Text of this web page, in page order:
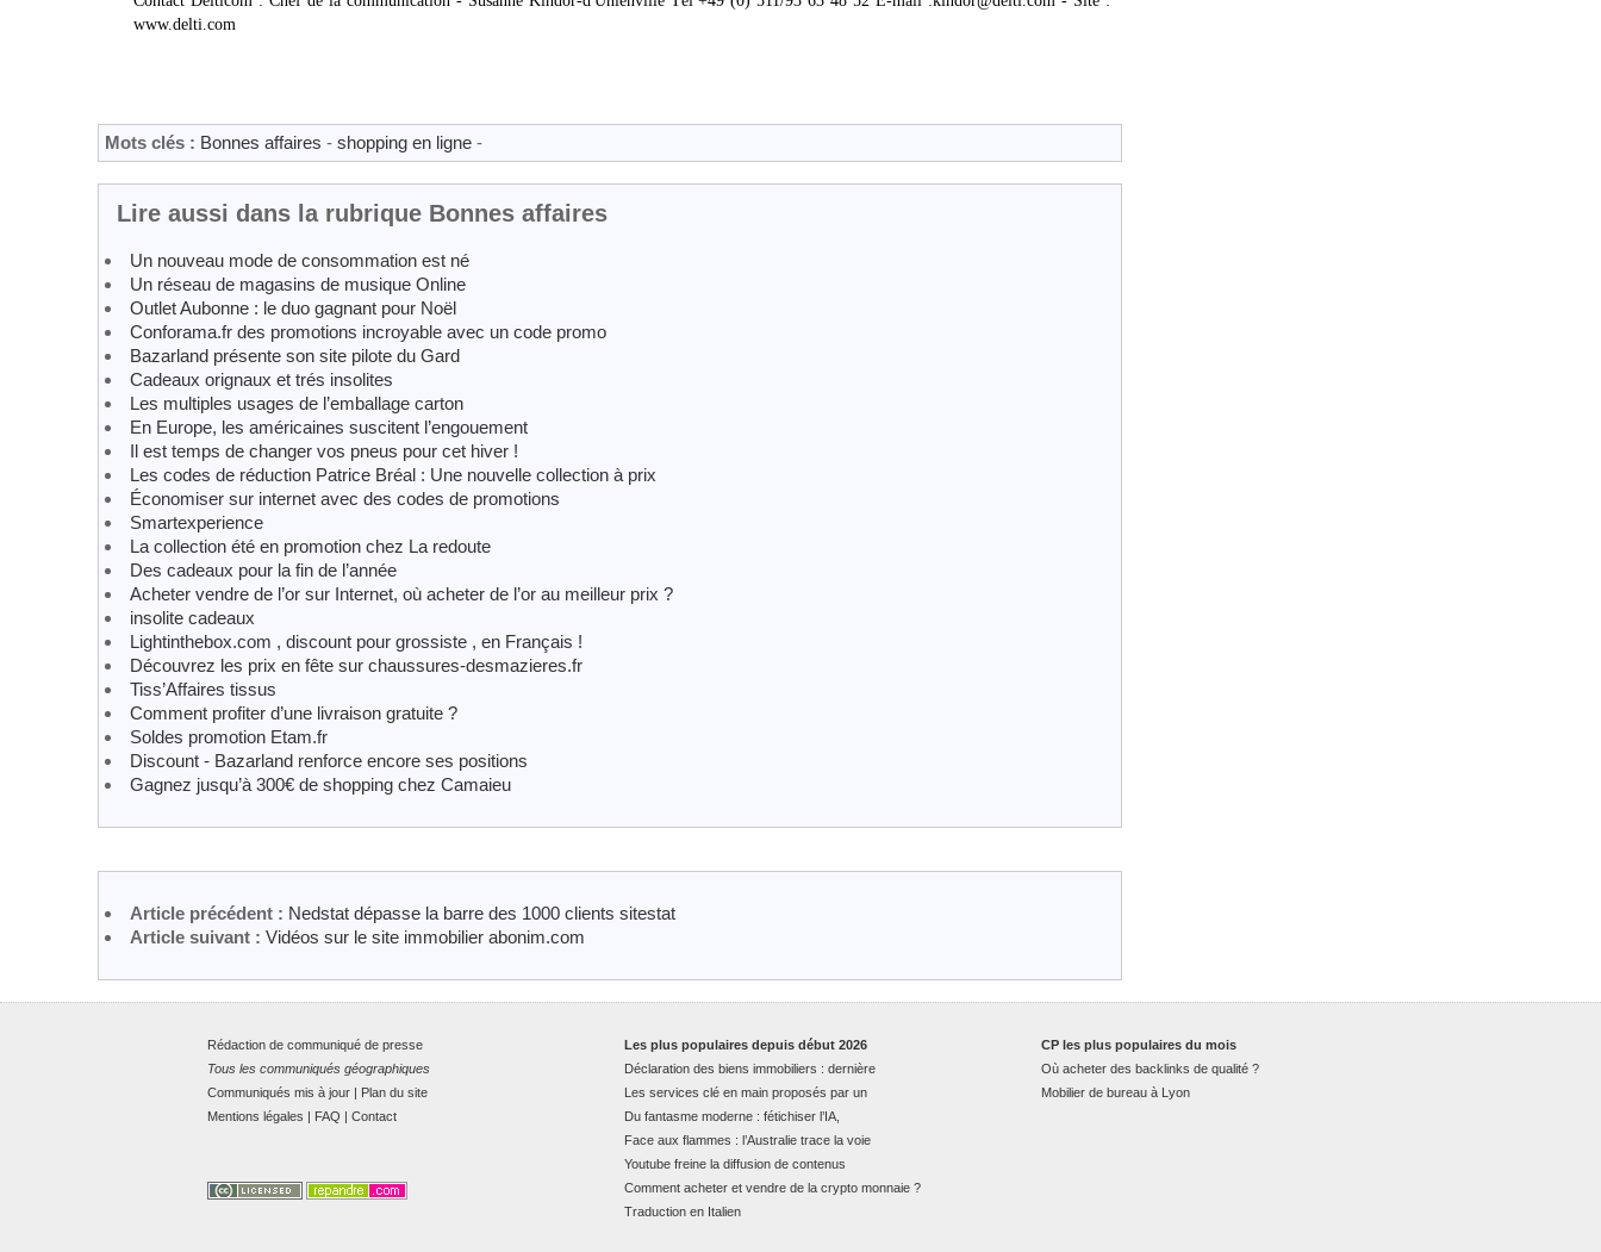
www.delti.com
Mots clés : Bonnes affaires - shopping en ligne -
Lire aussi dans la rubrique Bonnes affaires
Un nouveau mode de consommation est né
Un réseau de magasins de musique Online
Outlet Aubonne : le duo gagnant pour Noël
Conforama.fr des promotions incroyable avec un code promo
Bazarland présente son site pilote du Gard
Cadeaux orignaux et trés insolites
Les multiples usages de l’emballage carton
En Europe, les américaines suscitent l’engouement
Il est temps de changer vos pneus pour cet hiver !
Les codes de réduction Patrice Bréal : Une nouvelle collection à prix
Économiser sur internet avec des codes de promotions
Smartexperience
La collection été en promotion chez La redoute
Des cadeaux pour la fin de l’année
Acheter vendre de l’or sur Internet, où acheter de l’or au meilleur prix ?
insolite cadeaux
Lightinthebox.com , discount pour grossiste , en Français !
Découvrez les prix en fête sur chaussures-desmazieres.fr
Tiss’Affaires tissus
Comment profiter d’une livraison gratuite ?
Soldes promotion Etam.fr
Discount - Bazarland renforce encore ses positions
Gagnez jusqu’à 300€ de shopping chez Camaieu
Article précédent : Nedstat dépasse la barre des 1000 clients sitestat
Article suivant : Vidéos sur le site immobilier abonim.com
Rédaction de communiqué de presse
Tous les communiqués géographiques
Communiqués mis à jour | Plan du site
Mentions légales | FAQ | Contact
CP les plus populaires du mois
Où acheter des backlinks de qualité ?
Mobilier de bureau à Lyon
Les plus populaires depuis début 2026
Déclaration des biens immobiliers : dernière
Les services clé en main proposés par un
Du fantasme moderne : fétichiser l’IA,
Face aux flammes : l’Australie trace la voie
Youtube freine la diffusion de contenus
Comment acheter et vendre de la crypto monnaie ?
Traduction en Italien